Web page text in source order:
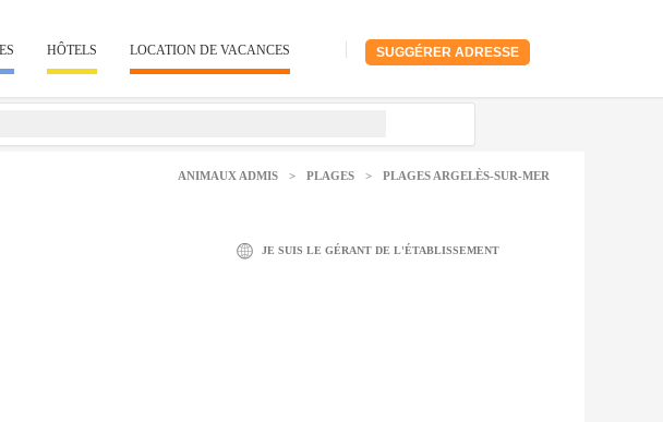
SUGGÉRER ADRESSE
HÔTELS LOCATION DE VACANCES
ANIMAUX ADMIS > PLAGES > PLAGES ARGELÈS-SUR-MER
JE SUIS LE GÉRANT DE L'ÉTABLISSEMENT